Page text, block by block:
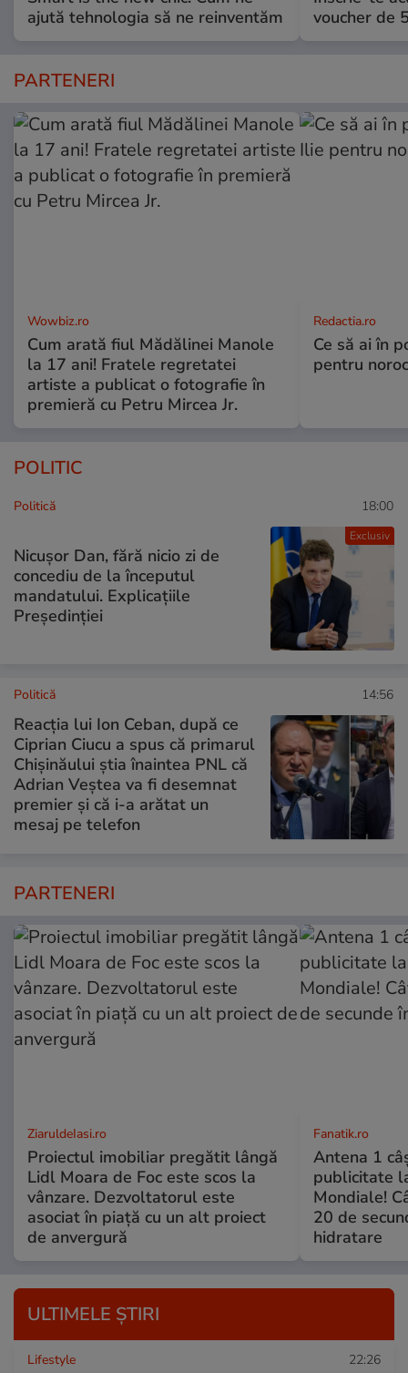
ajută tehnologia să ne reinventăm
voucher de
PARTENERI
Wowbiz.ro
Cum arată fiul Mădălinei Manole
la 17 ani! Fratele regretatei
artiste a publicat o fotografie în
premieră cu Petru Mircea Jr.
Redactia.ro
Ce să ai în
pentru
POLITIC
Exclusiv
Politică 18:00
Nicușor Dan, fără nicio zi de
concediu de la începutul
mandatului. Explicațiile
Președinției
Politică 14:56
Reacția lui Ion Ceban, după ce
Ciprian Ciucu a spus că primarul
Chișinăului știa înaintea PNL că
Adrian Veștea va fi desemnat
premier și că i-a arătat un
mesaj pe telefon
PARTENERI
ZiaruldeIasi.ro
Proiectul imobiliar pregătit lângă
Lidl Moara de Foc este scos la
vânzare. Dezvoltatorul este
asociat în piață cu un alt proiect
de anvergură
Fanatik.ro
Antena 1
publicitate
Mondiale!
20 de
hidratare
ULTIMELE ȘTIRI
Lifestyle 22:26